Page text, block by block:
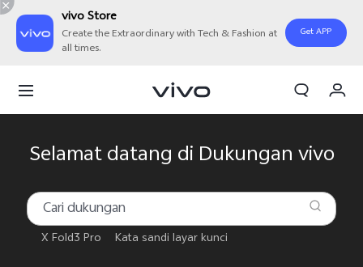
vivo Store
Create the Extraordinary with Tech & Fashion at
all times.
Get APP
Selamat datang di Dukungan vivo
X Fold3 Pro Kata sandi layar kunci